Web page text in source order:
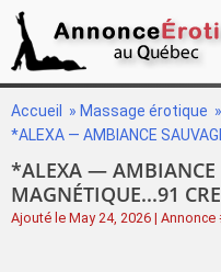
Accueil » Massage érotique »
*ALEXA — AMBIANCE
MAGNÉTIQUE...91
Ajouté le May 24, 2026 |